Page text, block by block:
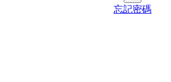
忘記密碼